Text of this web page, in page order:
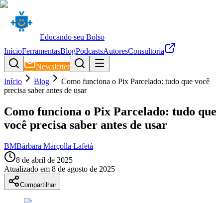
Educando seu Bolso
InícioFerramentasBlogPodcastsAutoresConsultoria
Newsletter
Início
Blog
Como funciona o Pix Parcelado: tudo que você
precisa saber antes de usar
Como funciona o Pix Parcelado: tudo que
você precisa saber antes de usar
BMBárbara Marçolla Lafetá
8 de abril de 2025
Atualizado em 8 de agosto de 2025
Compartilhar